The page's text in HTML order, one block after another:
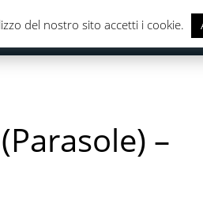
SALUTE & CURA DELLA
–
del nostro sito accetti i cookie.